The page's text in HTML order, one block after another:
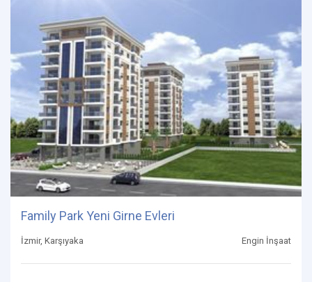
Family Park Yeni Girne Evleri
İzmir, Karşıyaka Engin İnşaat